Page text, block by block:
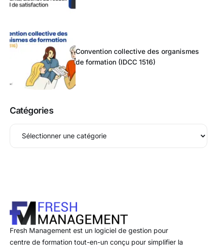
Convention collective des organismes
de formation (IDCC 1516)
Catégories
Fresh Management est un logiciel de gestion pour
centre de formation tout-en-un conçu pour simplifier la